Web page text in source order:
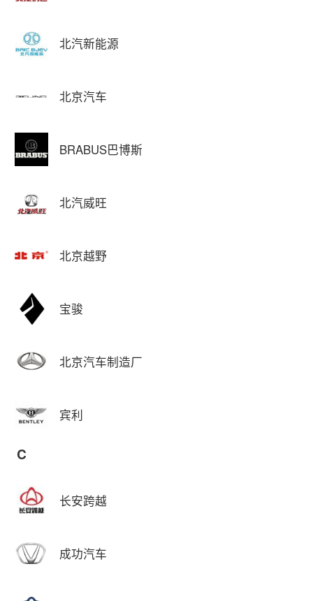
北汽新能源
北京汽车
BRABUS巴博斯
北汽威旺
北京越野
宝骏
北京汽车制造厂
宾利
C
长安跨越
成功汽车